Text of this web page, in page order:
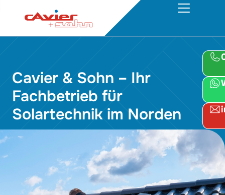
Cavier & Sohn – Ihr
Fachbetrieb für
Solartechnik im Norden